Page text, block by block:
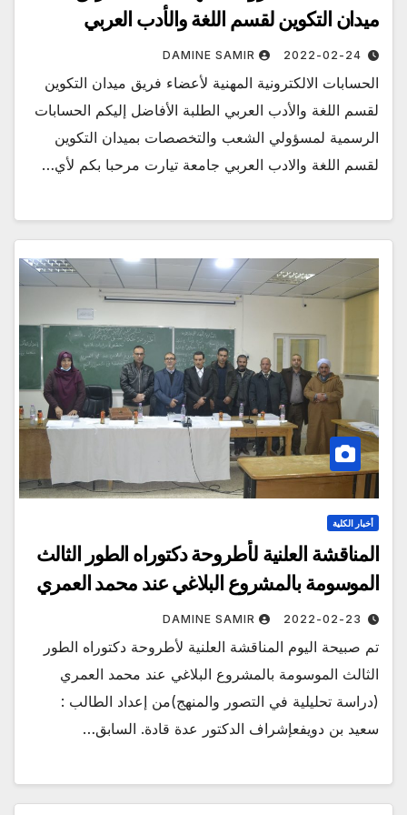
ميدان التكوين لقسم اللغة والأدب العربي
2022-02-24
DAMINE SAMIR
الحسابات الالكترونية المهنية لأعضاء فريق ميدان التكوين
لقسم اللغة والأدب العربي الطلبة الأفاضل إليكم الحسابات
الرسمية لمسؤولي الشعب والتخصصات بميدان التكوين
لقسم اللغة والادب العربي جامعة تيارت مرحبا بكم لأي…
أخبار الكلية
المناقشة العلنية لأطروحة دكتوراه الطور الثالث
الموسومة بالمشروع البلاغي عند محمد العمري
2022-02-23
DAMINE SAMIR
تم صبيحة اليوم المناقشة العلنية لأطروحة دكتوراه الطور
الثالث الموسومة بالمشروع البلاغي عند محمد العمري
(دراسة تحليلية في التصور والمنهج)من إعداد الطالب :
سعيد بن دويفعإشراف الدكتور عدة قادة. السابق…